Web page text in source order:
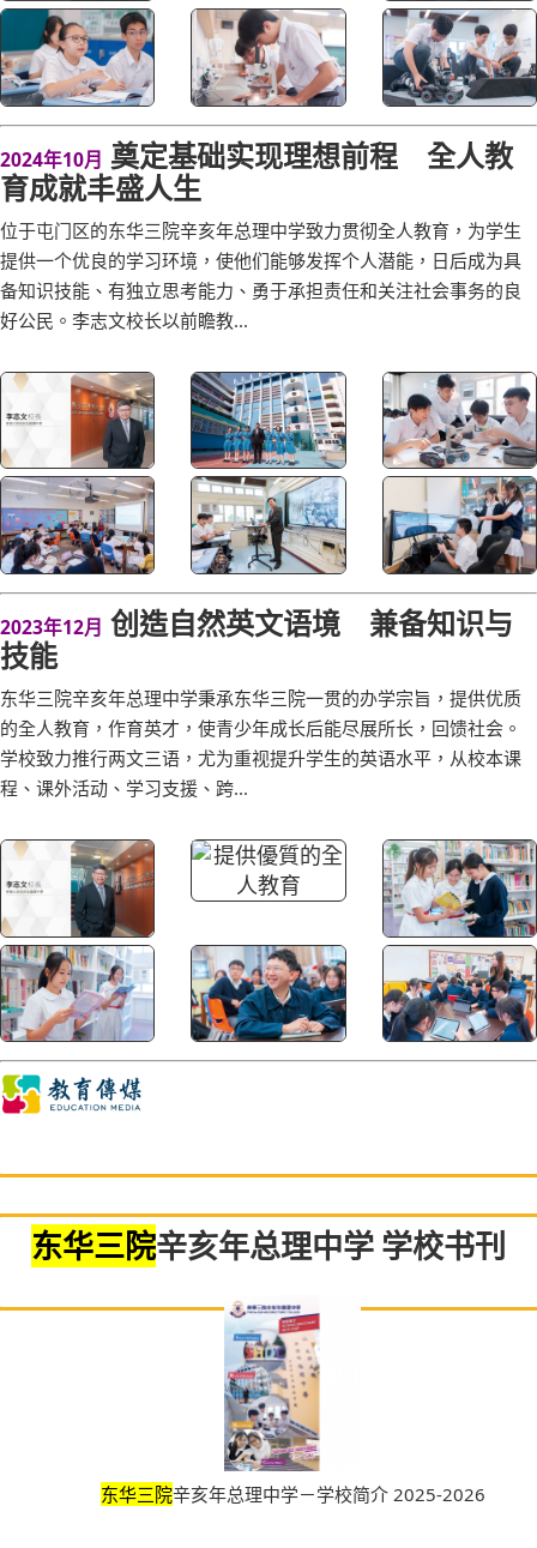
2024年10月 奠定基础实现理想前程 全人教
育成就丰盛人生
位于屯门区的东华三院辛亥年总理中学致力贯彻全人教育，为学生
提供一个优良的学习环境，使他们能够发挥个人潜能，日后成为具
备知识技能、有独立思考能力、勇于承担责任和关注社会事务的良
好公民。李志文校长以前瞻教...
2023年12月 创造自然英文语境 兼备知识与
技能
东华三院辛亥年总理中学秉承东华三院一贯的办学宗旨，提供优质
的全人教育，作育英才，使青少年成长后能尽展所长，回馈社会。
学校致力推行两文三语，尤为重视提升学生的英语水平，从校本课
程、课外活动、学习支援、跨...
东华三院辛亥年总理中学 学校书刊
东华三院辛亥年总理中学－学校简介 2025-2026